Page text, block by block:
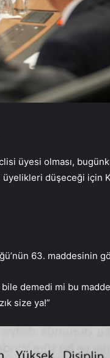
üyesi olması,
düşeceği için
63. maddesinin
demedi mi bu
size ya!”